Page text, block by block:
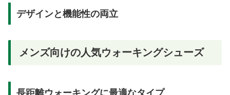
デザインと機能性の両立
メンズ向けの人気ウォーキングシューズ
長距離ウォーキングに最適なタイプ